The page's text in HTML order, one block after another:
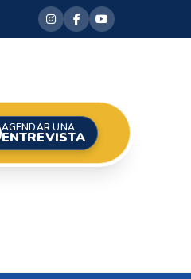
AGENDAR UNA
ENTREVISTA